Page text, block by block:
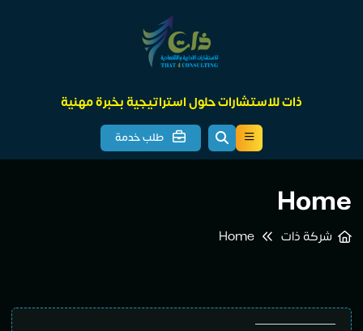
ذات للاستشارات حلول استراتيجية بخبرة مهنية
طلب خدمة
Home
شركة ذات Home